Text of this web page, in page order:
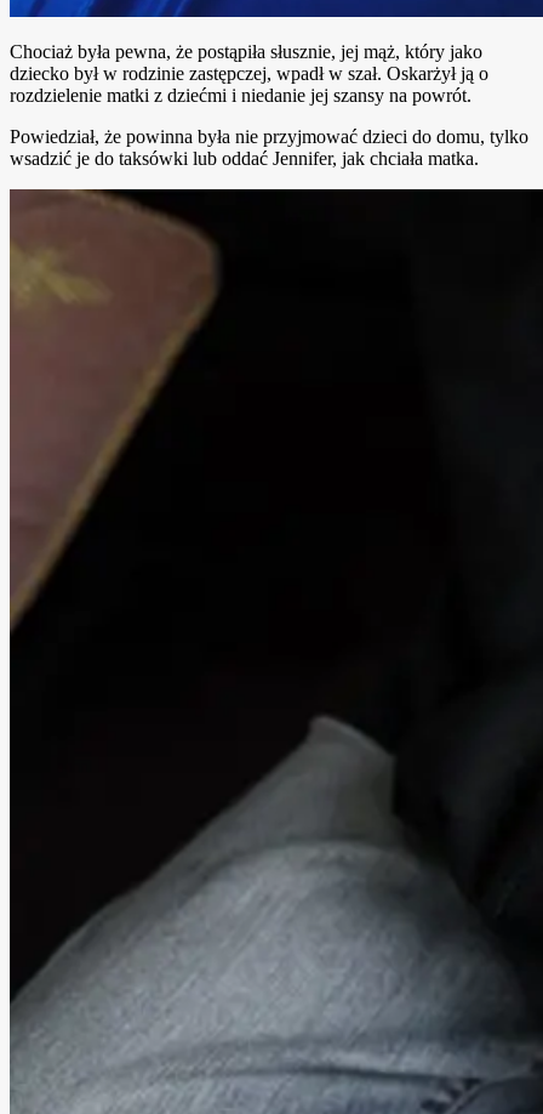
Chociaż była pewna, że postąpiła słusznie, jej mąż, który jako
dziecko był w rodzinie zastępczej, wpadł w szał. Oskarżył ją o
rozdzielenie matki z dziećmi i niedanie jej szansy na powrót.
Powiedział, że powinna była nie przyjmować dzieci do domu, tylko
wsadzić je do taksówki lub oddać Jennifer, jak chciała matka.